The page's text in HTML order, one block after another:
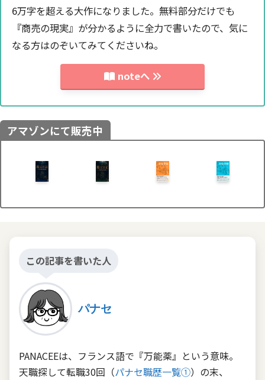
6万字を超える大作になりました。無料部分だけでも
『商売の現実』が分かるように全力で書いたので、気に
なる方はのぞいてみてくださいね。
noteへ
アマゾンにて販売中
この記事を書いた人
パナセ
PANACEEは、フランス語で『万能薬』という意味。
天職探して転職30回（パナセ職歴一覧①）の末、